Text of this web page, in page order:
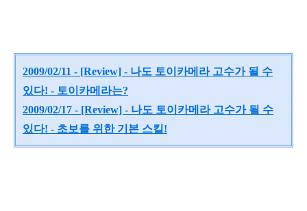
2009/02/11 - [Review] - 나도 토이카메라 고수가 될 수
있다! - 토이카메라는?
2009/02/17 - [Review] - 나도 토이카메라 고수가 될 수
있다! - 초보를 위한 기본 스킬!